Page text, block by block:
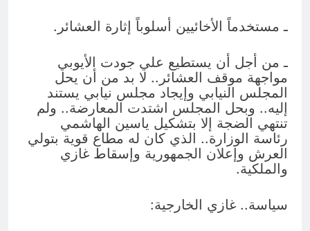
ـ مستخدماً الأخائيين أسلوباً إثارة العشائر.
ـ من أجل أن يستطيع علي جودت الأيوبي
مواجهة موقف العشائر.. لا بد من أن يحل
المجلس النيابي وإيجاد مجلس نيابي يستند
إليه.. وبحل المجلس اشتدت المعارضة.. ولم
تنتهي الضجة إلا بتشكيل ياسين الهاشمي
رئاسة الوزارة.. الذي كان له مطاع قوية بتولي
العرش وإعلان الجمهورية وإسقاط غازي
والملكية.
سياسة.. غازي الخارجية: